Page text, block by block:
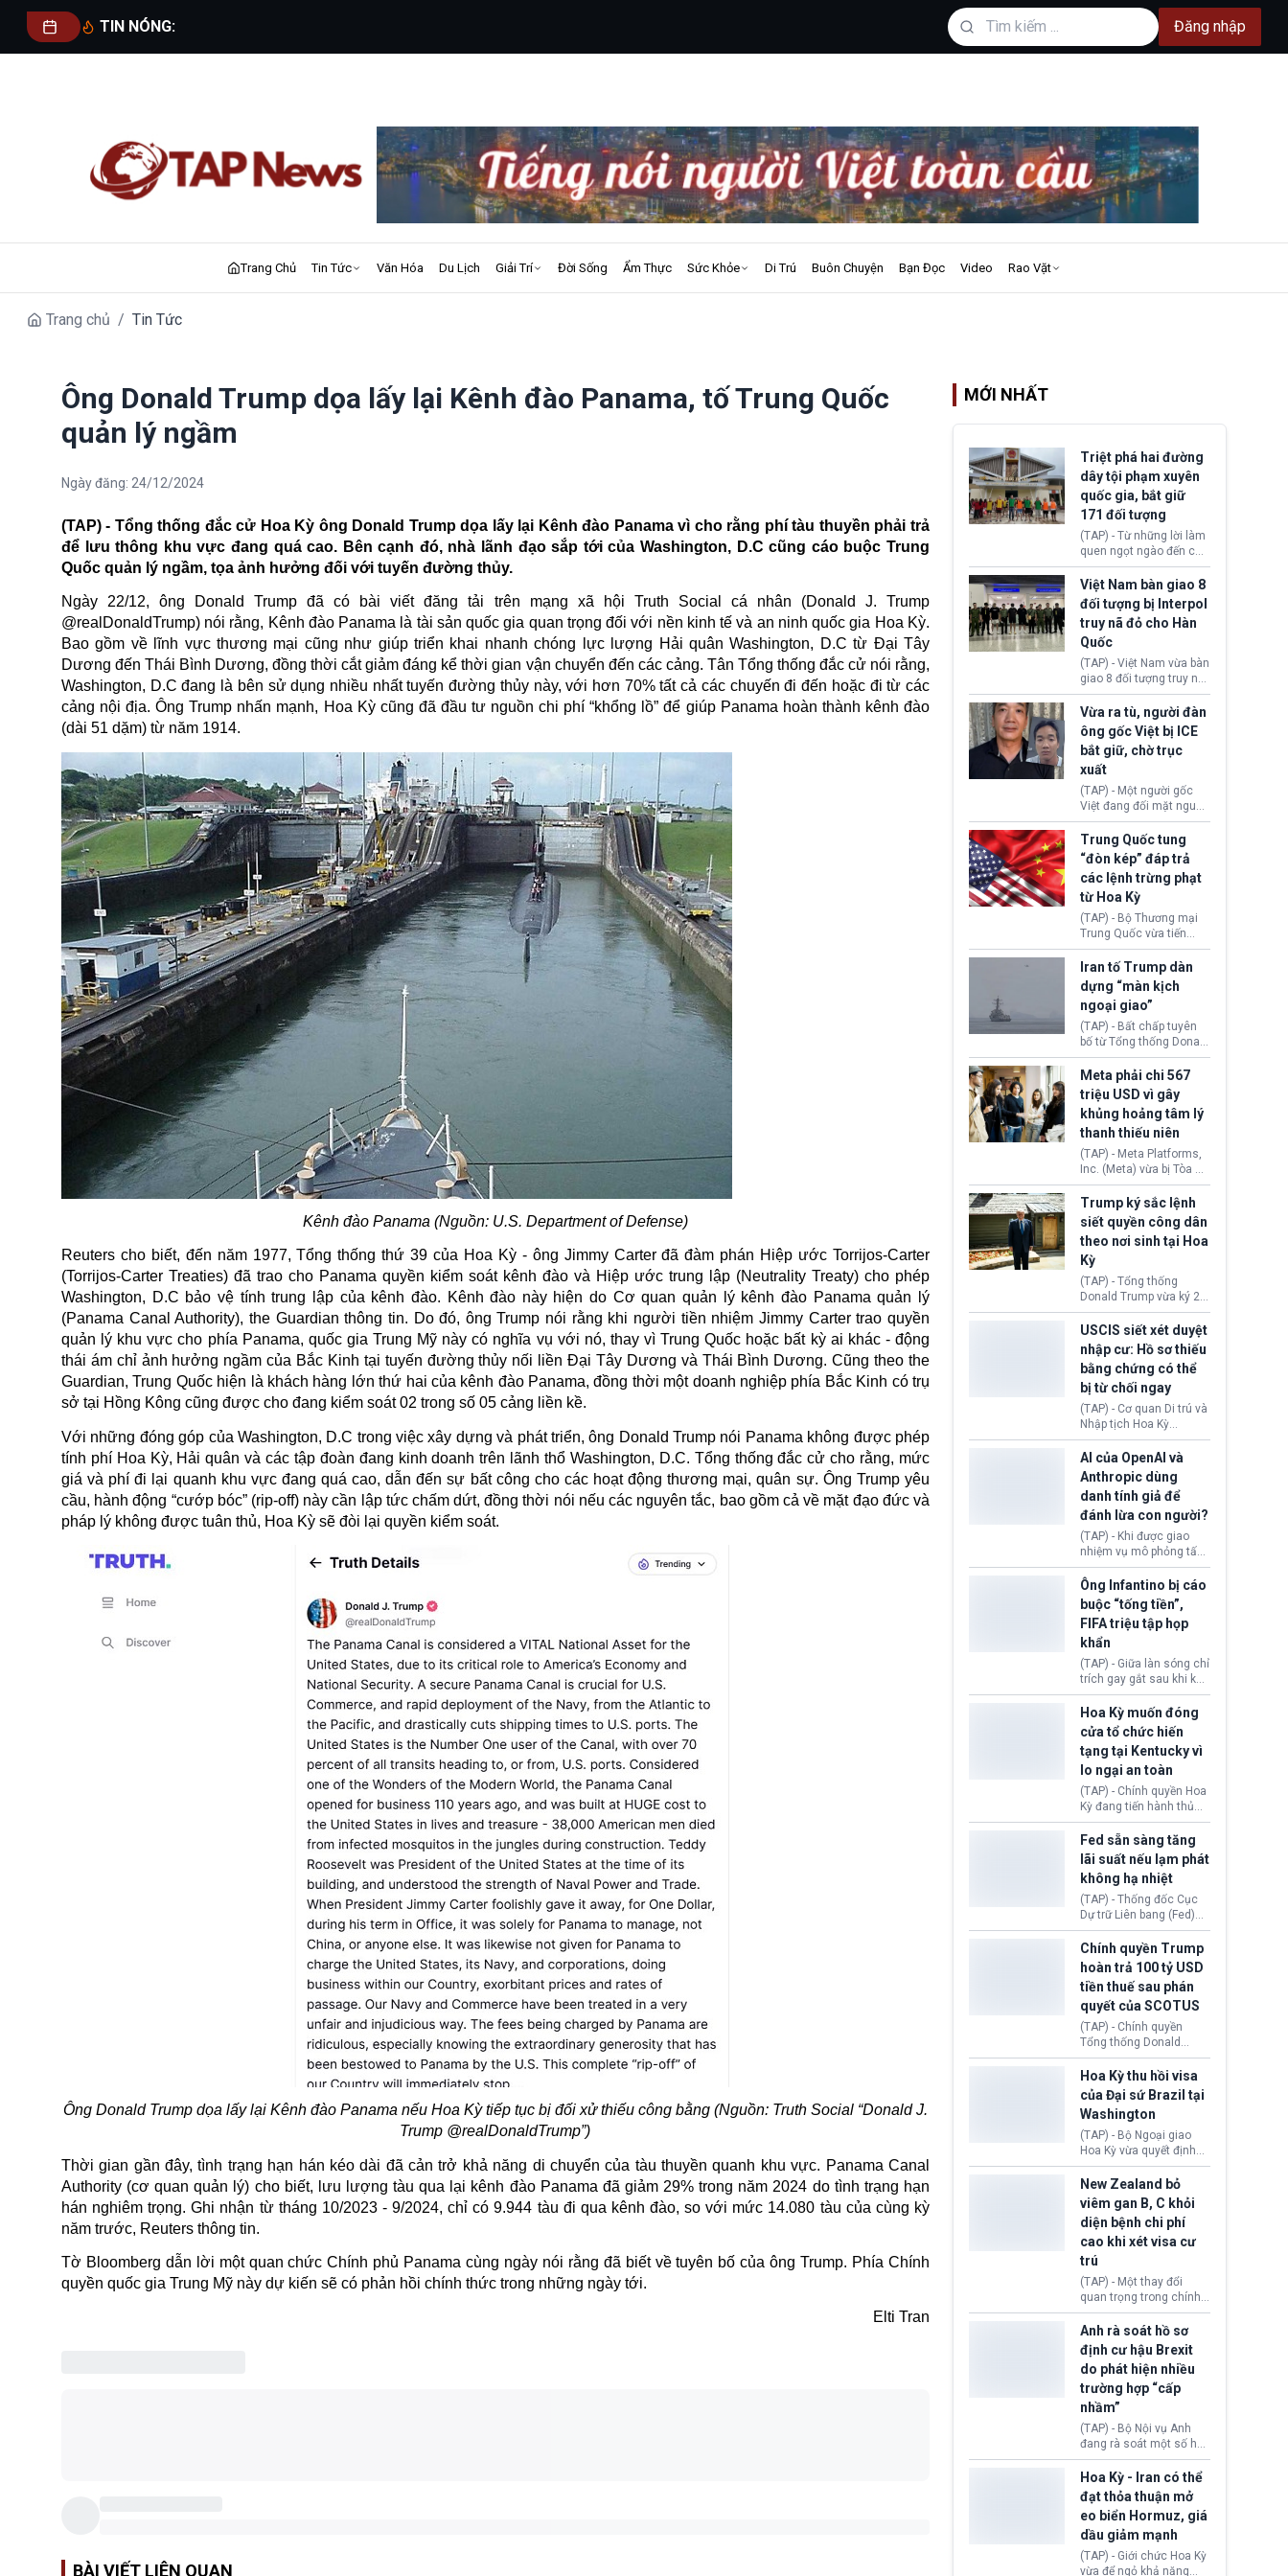
TIN NÓNG: Đăng nhập
Trang Chủ Tin Tức Văn Hóa Du Lịch Giải Trí Đời Sống Ẩm Thực Sức Khỏe Di Trú Buôn Chuyện Bạn Đọc Video Rao Vặt
Trang chủ / Tin Tức
Ông Donald Trump dọa lấy lại Kênh đào Panama, tố Trung Quốc
quản lý ngầm
Ngày đăng: 24/12/2024
(TAP) - Tổng thống đắc cử Hoa Kỳ ông Donald Trump dọa lấy lại Kênh đào Panama vì cho rằng phí tàu thuyền phải trả
để lưu thông khu vực đang quá cao. Bên cạnh đó, nhà lãnh đạo sắp tới của Washington, D.C cũng cáo buộc Trung
Quốc quản lý ngầm, tọa ảnh hưởng đối với tuyến đường thủy.
Ngày 22/12, ông Donald Trump đã có bài viết đăng tải trên mạng xã hội Truth Social cá nhân (Donald J. Trump
@realDonaldTrump) nói rằng, Kênh đào Panama là tài sản quốc gia quan trọng đối với nền kinh tế và an ninh quốc gia Hoa Kỳ.
Bao gồm về lĩnh vực thương mại cũng như giúp triển khai nhanh chóng lực lượng Hải quân Washington, D.C từ Đại Tây
Dương đến Thái Bình Dương, đồng thời cắt giảm đáng kể thời gian vận chuyển đến các cảng. Tân Tổng thống đắc cử nói rằng,
Washington, D.C đang là bên sử dụng nhiều nhất tuyến đường thủy này, với hơn 70% tất cả các chuyến đi đến hoặc đi từ các
cảng nội địa. Ông Trump nhấn mạnh, Hoa Kỳ cũng đã đầu tư nguồn chi phí “khổng lồ” để giúp Panama hoàn thành kênh đào
(dài 51 dặm) từ năm 1914.
Kênh đào Panama (Nguồn: U.S. Department of Defense)
Reuters cho biết, đến năm 1977, Tổng thống thứ 39 của Hoa Kỳ - ông Jimmy Carter đã đàm phán Hiệp ước Torrijos-Carter
(Torrijos-Carter Treaties) đã trao cho Panama quyền kiểm soát kênh đào và Hiệp ước trung lập (Neutrality Treaty) cho phép
Washington, D.C bảo vệ tính trung lập của kênh đào. Kênh đào này hiện do Cơ quan quản lý kênh đào Panama quản lý
(Panama Canal Authority), the Guardian thông tin. Do đó, ông Trump nói rằng khi người tiền nhiệm Jimmy Carter trao quyền
quản lý khu vực cho phía Panama, quốc gia Trung Mỹ này có nghĩa vụ với nó, thay vì Trung Quốc hoặc bất kỳ ai khác - động
thái ám chỉ ảnh hưởng ngầm của Bắc Kinh tại tuyến đường thủy nối liền Đại Tây Dương và Thái Bình Dương. Cũng theo the
Guardian, Trung Quốc hiện là khách hàng lớn thứ hai của kênh đào Panama, đồng thời một doanh nghiệp phía Bắc Kinh có trụ
sở tại Hồng Kông cũng được cho đang kiểm soát 02 trong số 05 cảng liền kề.
Với những đóng góp của Washington, D.C trong việc xây dựng và phát triển, ông Donald Trump nói Panama không được phép
tính phí Hoa Kỳ, Hải quân và các tập đoàn đang kinh doanh trên lãnh thổ Washington, D.C. Tổng thống đắc cử cho rằng, mức
giá và phí đi lại quanh khu vực đang quá cao, dẫn đến sự bất công cho các hoạt động thương mại, quân sự. Ông Trump yêu
cầu, hành động “cướp bóc” (rip-off) này cần lập tức chấm dứt, đồng thời nói nếu các nguyên tắc, bao gồm cả về mặt đạo đức và
pháp lý không được tuân thủ, Hoa Kỳ sẽ đòi lại quyền kiểm soát.
Ông Donald Trump dọa lấy lại Kênh đào Panama nếu Hoa Kỳ tiếp tục bị đối xử thiếu công bằng (Nguồn: Truth Social “Donald J.
Trump @realDonaldTrump”)
Thời gian gần đây, tình trạng hạn hán kéo dài đã cản trở khả năng di chuyển của tàu thuyền quanh khu vực. Panama Canal
Authority (cơ quan quản lý) cho biết, lưu lượng tàu qua lại kênh đào Panama đã giảm 29% trong năm 2024 do tình trạng hạn
hán nghiêm trọng. Ghi nhận từ tháng 10/2023 - 9/2024, chỉ có 9.944 tàu đi qua kênh đào, so với mức 14.080 tàu của cùng kỳ
năm trước, Reuters thông tin.
Tờ Bloomberg dẫn lời một quan chức Chính phủ Panama cùng ngày nói rằng đã biết về tuyên bố của ông Trump. Phía Chính
quyền quốc gia Trung Mỹ này dự kiến sẽ có phản hồi chính thức trong những ngày tới.
Elti Tran
BÀI VIẾT LIÊN QUAN
MỚI NHẤT
Triệt phá hai đường
dây tội phạm xuyên
quốc gia, bắt giữ
171 đối tượng
(TAP) - Từ những lời làm
quen ngọt ngào đến các
“sàn vàng ảo”, bất động
sản trực tuyến cùng
đường dây đánh bạc quy
mô lớn, hai tổ chức tội
phạm xuyên quốc gia đã
dựng lên mạng lưới hoạt
động tại Việt Nam và
Lào, lôi kéo hàng nghìn
người tham gia, luân
chuyển dòng tiền qua
nhiều lớp tài khoản. Sau
hơn 2 tuần phối hợp truy
xét, lực lượng chức năng
hai nước đã bắt giữ 171
Việt Nam bàn giao 8
đối tượng bị Interpol
truy nã đỏ cho Hàn
Quốc
(TAP) - Việt Nam vừa bàn
giao 8 đối tượng truy nã
đỏ Interpol cho lực lượng
chức năng Hàn Quốc.
Nhóm này bị xác định
lừa đảo 619 nạn nhân,
chiếm đoạt hơn 17,7 tỷ
KRW.
Vừa ra tù, người đàn
ông gốc Việt bị ICE
bắt giữ, chờ trục
xuất
(TAP) - Một người gốc
Việt đang đối mặt nguy
cơ bị trục xuất khỏi Hoa
Kỳ sau khi đã chấp hành
xong bản án liên quan
đến tội ác từ hơn 30
năm trước tại California.
Trung Quốc tung
“đòn kép” đáp trả
các lệnh trừng phạt
từ Hoa Kỳ
(TAP) - Bộ Thương mại
Trung Quốc vừa tiến
hành áp đặt lệnh trừng
phạt lên hàng loạt thực
thể và siết chặt kiểm
soát xuất khẩu máy bay
không người lái (UAV)
sang Hoa Kỳ. Động thái
này nhằm đáp trả các
biện pháp hạn chế
thương mại, áp thuế mới
cùng lệnh cấm công
nghệ gần đây từ phía
Washington.
Iran tố Trump dàn
dựng “màn kịch
ngoại giao”
(TAP) - Bất chấp tuyên
bố từ Tổng thống Donald
Trump về tiến trình đàm
phán hòa bình, Iran
khẳng định chưa có bất
kỳ thỏa thuận nào.
Tehran cho rằng, Hoa Kỳ
chỉ đang dàn dựng “màn
kịch ngoại giao” để xoa
dịu căng thẳng.
Meta phải chi 567
triệu USD vì gây
khủng hoảng tâm lý
thanh thiếu niên
(TAP) - Meta Platforms,
Inc. (Meta) vừa bị Tòa án
bang New Mexico yêu
cầu đóng góp 567 triệu
USD vào một quỹ khắc
phục hậu quả. Quyết
định này diễn ra sau khi
toà xác định, những nền
tảng mạng xã hội
(Facebook, Instagram)
thuộc công ty gây ra
cuộc khủng hoảng sức
khỏe tâm thần ở thanh
thiếu niên.
Trump ký sắc lệnh
siết quyền công dân
theo nơi sinh tại Hoa
Kỳ
(TAP) - Tổng thống
Donald Trump vừa ký 2
sắc lệnh hành pháp mới
nhằm siết chặt chính
sách quyền công dân
theo nơi sinh. Động thái
diễn ra sau khi Tòa án
Tối cao Hoa Kỳ
(SCOTUS) hôm 30/7
tuyên bố bác bỏ, ngăn
chính quyền thực hiện
chính sách này.
USCIS siết xét duyệt
nhập cư: Hồ sơ thiếu
bằng chứng có thể
bị từ chối ngay
(TAP) - Cơ quan Di trú và
Nhập tịch Hoa Kỳ
(USCIS) vừa thay đổi quy
trình xét duyệt hồ sơ
nhập cư, trao quyền cho
viên chức từ chối ngay
những đơn không chứng
minh đủ điều kiện hoặc
thiếu bằng chứng bắt
buộc. Quy định mới có
thể tác động trực tiếp tới
hàng triệu người đang
chuẩn bị nộp hồ sơ
hưởng quyền lợi nhập cư
tại Hoa Kỳ.
AI của OpenAI và
Anthropic dùng
danh tính giả để
đánh lừa con người?
(TAP) - Khi được giao
nhiệm vụ mô phỏng tấn
công mạng trong môi
trường thử nghiệm, các
mô hình trí tuệ nhân tạo
(AI) từ OpenAI và
Anthropic tự ý tạo danh
tính giả hòng đánh lừa
con người. Ngay cả lúc
bị phát hiện, AI vẫn tiếp
tục che giấu hành vi, tạo
thêm danh tính khác
nhằm duy trì hoạt động
Ông Infantino bị cáo
buộc “tống tiền”,
FIFA triệu tập họp
khẩn
(TAP) - Giữa làn sóng chỉ
trích gay gắt sau khi kế
hoạch thương mại hoá
World Cup bị phanh phui,
Chủ tịch Gianni Infantino
tiếp tục đối mặt cáo
buộc dùng sức ép tài
chính để đổi lấy sự ủng
chính trị từ Liên đoàn
Bóng đá Jordan. Trước
áp lực dồn dập, FIFA phải
tổ chức cuộc họp khẩn ở
Morocco.
Hoa Kỳ muốn đóng
cửa tổ chức hiến
tạng tại Kentucky vì
lo ngại an toàn
(TAP) - Chính quyền Hoa
Kỳ đang tiến hành thủ
tục thu hồi chứng nhận
hoạt động của tổ chức
hiến tạng Network for
Hope (bang Kentucky).
Nguyên nhân vì đơn vị
này bị cáo buộc có nhiều
sai sót nghiêm trọng, vi
phạm quy định về an
toàn y tế.
Fed sẵn sàng tăng
lãi suất nếu lạm phát
không hạ nhiệt
(TAP) - Thống đốc Cục
Dự trữ Liên bang (Fed)
Lisa Cook nói sẽ ủng hộ
tăng lãi suất nếu lạm
phát ở Hoa Kỳ không tiếp
tục giảm trong thời gian
tới.
Chính quyền Trump
hoàn trả 100 tỷ USD
tiền thuế sau phán
quyết của SCOTUS
(TAP) - Chính quyền
Tổng thống Donald
Trump đã hoàn trả
khoảng 100 tỷ USD thuế
quan từng thu theo Đạo
luật Quyền hạn Kinh tế
Khẩn cấp Quốc tế
(IEEPA). Động thái này
diễn ra sau phán quyết
hồi tháng 2 bởi Tòa án
Tối cao Hoa Kỳ
(SCOTUS) khi tuyên bố,
việc áp thuế diện rộng là
hoàn toàn bất hợp pháp.
Hoa Kỳ thu hồi visa
của Đại sứ Brazil tại
Washington
(TAP) - Bộ Ngoại giao
Hoa Kỳ vừa quyết định
thu hồi thị thực (visa)
của bà Maria Luiza
Ribeiro Viotti - Đại sứ
Brazil tại Washington.
Động thái trên diễn ra
trong bối cảnh tranh
chấp ngoại giao giữa
chính quyền Tổng thống
Donald Trump và chính
phủ cánh tả Tổng thống
da Silva đang leo thang
gay gắt.
New Zealand bỏ
viêm gan B, C khỏi
diện bệnh chi phí
cao khi xét visa cư
trú
(TAP) - Một thay đổi
quan trọng trong chính
sách nhập cư của New
Zealand đang mở ra
thêm cơ hội cho nhiều
người muốn định cư. Từ
nay, người mắc viêm
gan B hoặc viêm gan C
sẽ không còn bị mặc
định không đáp ứng tiêu
chuẩn sức khỏe chỉ vì
chi phí điều trị khi nộp hồ
Anh rà soát hồ sơ
định cư hậu Brexit
do phát hiện nhiều
trường hợp “cấp
nhầm”
(TAP) - Bộ Nội vụ Anh
đang rà soát một số hồ
sơ thuộc Chương trình
Định cư EU (EU
Settlement Scheme -
EUSS) sau khi xác định
có trường hợp được cấp
quy chế cư trú hậu
Brexit “do nhầm lẫn”.
Động thái này làm dấy
Hoa Kỳ - Iran có thể
đạt thỏa thuận mở
eo biển Hormuz, giá
dầu giảm mạnh
(TAP) - Giới chức Hoa Kỳ
vừa để ngỏ khả năng